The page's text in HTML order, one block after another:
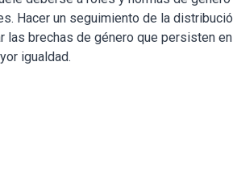
Hacer un seguimiento de la
las brechas de género que persisten
igualdad.